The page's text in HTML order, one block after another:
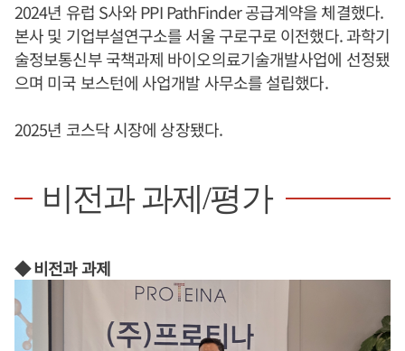
2024년 유럽 S사와 PPI PathFinder 공급계약을 체결했다.
본사 및 기업부설연구소를 서울 구로구로 이전했다. 과학기
술정보통신부 국책과제 바이오의료기술개발사업에 선정됐
으며 미국 보스턴에 사업개발 사무소를 설립했다.
2025년 코스닥 시장에 상장됐다.
비전과 과제/평가
◆ 비전과 과제